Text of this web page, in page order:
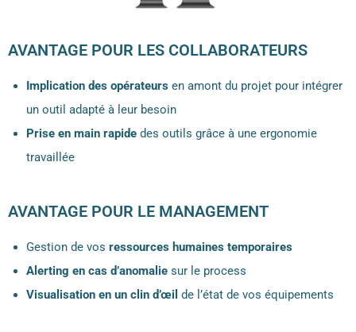
AVANTAGE POUR LES COLLABORATEURS
Implication des opérateurs en amont du projet pour intégrer
un outil adapté à leur besoin
Prise en main rapidedes outils grâce à une ergonomie
travaillée
AVANTAGE POUR LE MANAGEMENT
Gestion de vos ressources humaines temporaires
Alerting en cas d’anomalie sur le process
Visualisation en un clin d’œil de l’état de vos équipements